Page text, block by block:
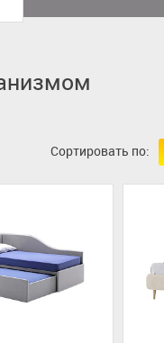
Сортировать по: